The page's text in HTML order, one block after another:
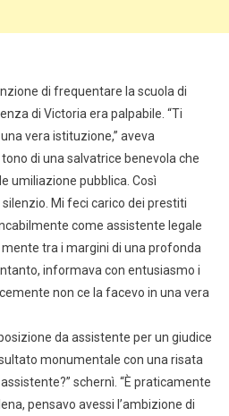
di frequentare la scuola di
di Victoria era palpabile. “Ti
vera istituzione,” aveva
di una salvatrice benevola che
umiliazione pubblica. Così
Mi feci carico dei prestiti
come assistente legale
tra i margini di una profonda
informava con entusiasmo i
non ce la facevo in una vera
da assistente per un giudice
monumentale con una risata
schernì. “È praticamente
pensavo avessi l’ambizione di